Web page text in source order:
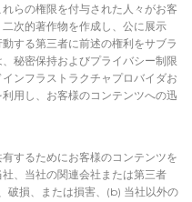
らの権限を付与された人々がお客
次的著作物を作成し、公に展示
する第三者に前述の権利をサブラ
秘密保持およびプライバシー制限
ンフラストラクチャプロバイダお
用し、お客様のコンテンツへの迅
するためにお客様のコンテンツを
、当社の関連会社または第三者
破損、または損害、(b) 当社以外の